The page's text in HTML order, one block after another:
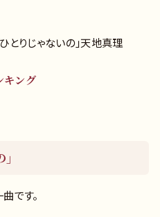
とりじゃないの」天地真理
ング
です。